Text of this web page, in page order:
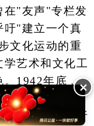
在"友声"专栏发
吁"建立一个真
文化运动的重
艺术和文化工
。1942年底﹐
述评"专栏，由
资料翔实、分析
✕